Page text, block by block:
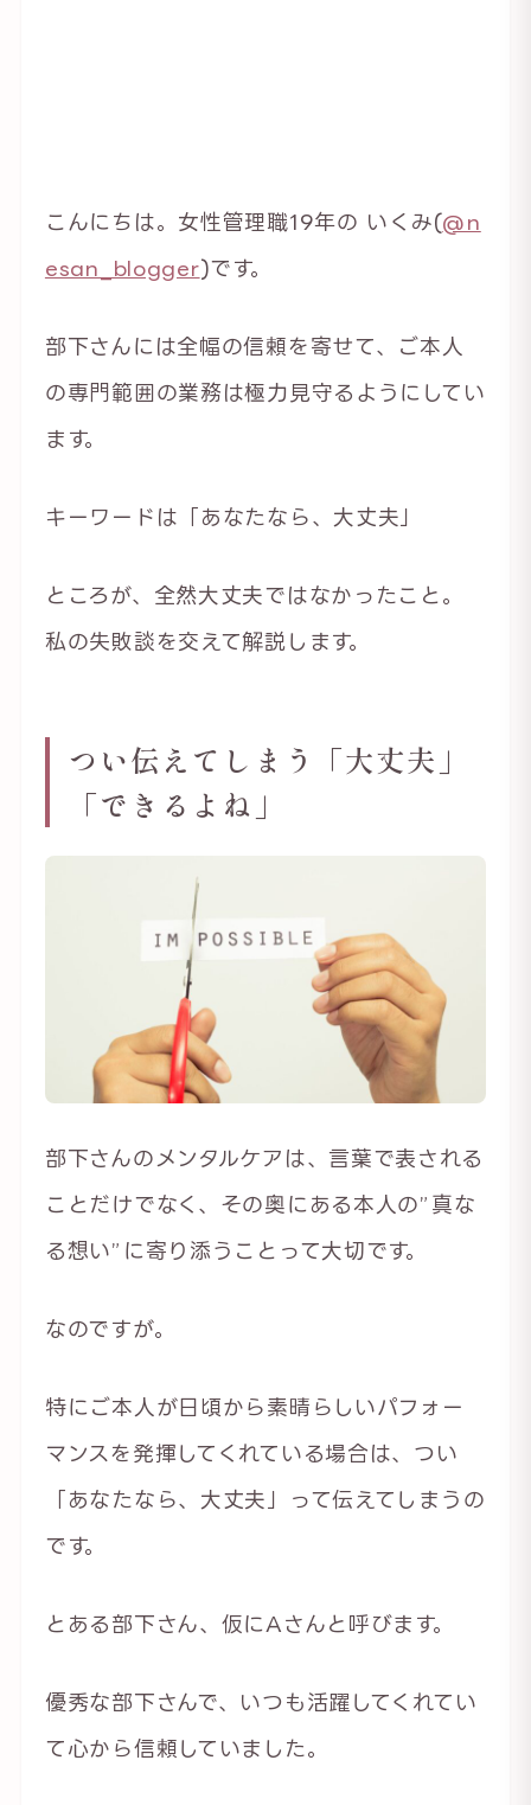
こんにちは。女性管理職19年の いくみ(@n
esan_blogger)です。
部下さんには全幅の信頼を寄せて、ご本人
の専門範囲の業務は極力見守るようにしてい
ます。
キーワードは「あなたなら、大丈夫」
ところが、全然大丈夫ではなかったこと。
私の失敗談を交えて解説します。
つい伝えてしまう「大丈夫」
「できるよね」
部下さんのメンタルケアは、言葉で表される
ことだけでなく、その奥にある本人の”真な
る想い”に寄り添うことって大切です。
なのですが。
特にご本人が日頃から素晴らしいパフォー
マンスを発揮してくれている場合は、つい
「あなたなら、大丈夫」って伝えてしまうの
です。
とある部下さん、仮にAさんと呼びます。
優秀な部下さんで、いつも活躍してくれてい
て心から信頼していました。